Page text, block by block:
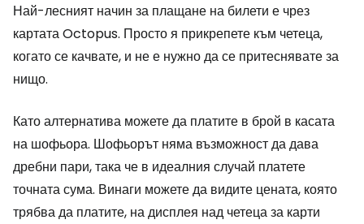
Най-лесният начин за плащане на билети е чрез
картата Octopus. Просто я прикрепете към четеца,
когато се качвате, и не е нужно да се притеснявате за
нищо.
Като алтернатива можете да платите в брой в касата
на шофьора. Шофьорът няма възможност да дава
дребни пари, така че в идеалния случай платете
точната сума. Винаги можете да видите цената, която
трябва да платите, на дисплея над четеца за карти